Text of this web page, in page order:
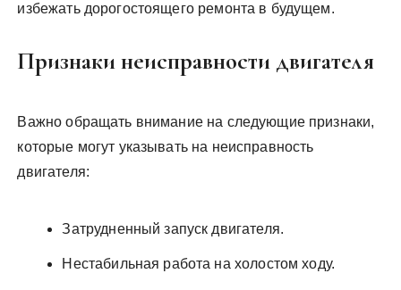
избежать дорогостоящего ремонта в будущем.
Признаки неисправности двигателя
Важно обращать внимание на следующие признаки,
которые могут указывать на неисправность
двигателя:
Затрудненный запуск двигателя.
Нестабильная работа на холостом ходу.